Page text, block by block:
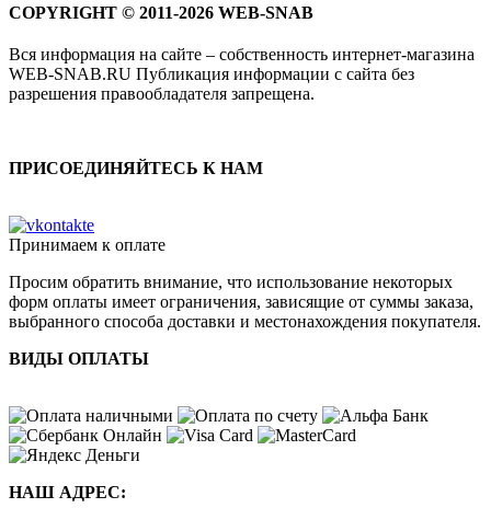
COPYRIGHT © 2011-2026 WEB-SNAB
Вся информация на сайте – собственность интернет-магазина
WEB-SNAB.RU Публикация информации с сайта без
разрешения правообладателя запрещена.
ПРИСОЕДИНЯЙТЕСЬ К НАМ
Принимаем к оплате
Просим обратить внимание, что использование некоторых
форм оплаты имеет ограничения, зависящие от суммы заказа,
выбранного способа доставки и местонахождения покупателя.
ВИДЫ ОПЛАТЫ
НАШ АДРЕС: